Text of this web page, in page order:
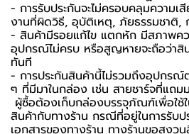
- การรับประกันจะไม่ครอบคลุมความเ
งานที่ผิดวิธี, อุบัติเหตุ, ภัยธรรมชาติ,
- สินค้ามีรอยแก้ไข แตกหัก มีสภาพค
อุปกรณ์ไม่ครบ หรือสูญหายจะถือว่าสิ
ทันที
- การประกันสินค้านี้ไม่รวมถึงอุปกร
ๆ ที่มีมาในกล่อง เช่น สายชาร์จที่แถ
ผู้ซื้อต้องเก็บกล่องบรรจุภัณฑ์เพื่อใช้
สินค้ากับทางร้าน กรณีที่อยู่ในการรับ
เอกสารของทางร้าน ทางร้านขอสงว